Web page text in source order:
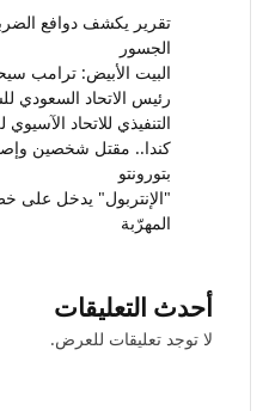
تقرير يكشف دوافع
الجسور
البيت الأبيض: ترامب
رئيس الاتحاد
التنفيذي للاتحاد
بتورونتو
"الإنتربول" يدخل على
المهرّبة
أحدث التعليقات
لا توجد تعليقات للعرض.